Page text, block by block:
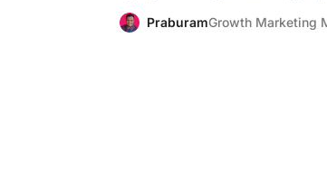
PraburamGrowth Marketing